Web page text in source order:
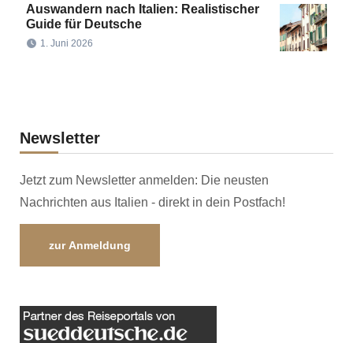
Auswandern nach Italien: Realistischer
Guide für Deutsche
1. Juni 2026
Newsletter
Jetzt zum Newsletter anmelden: Die neusten
Nachrichten aus Italien - direkt in dein Postfach!
zur Anmeldung